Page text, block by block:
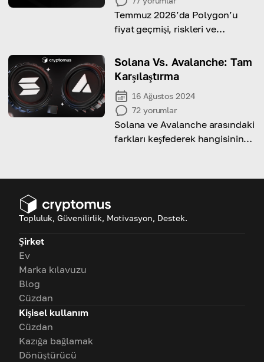
Temmuz 2026’da Polygon’u
fiyat geçmişi, riskleri ve
olarak ele alalım.
Solana Vs. Avalanche: Tam
Karşılaştırma
16 Ağustos 2024
72 yorumlar
Solana ve Avalanche arasındaki
farkları keşfederek hangisinin
Topluluk, Güvenilirlik, Motivasyon, Destek.
Şirket
Ev
Marka kılavuzu
Blog
Cüzdan
Kişisel kullanım
Cüzdan
Kazığa bağlamak
Dönüştürücü